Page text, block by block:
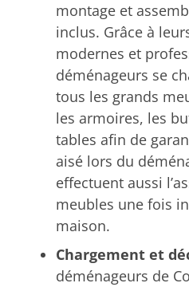
montage et
inclus. Grâce à
modernes et
déménageurs se
tous les grands
les armoires, les
tables afin de
aisé lors du
effectuent aussi
meubles une fois
maison.
Chargement et
déménageurs de